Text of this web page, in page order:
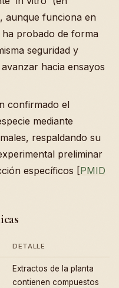
aunque funciona en
probado de forma
seguridad y
hacia ensayos
confirmado el
mediante
respaldando su
preliminar
específicos [PMID
DETALLE
Extractos de la planta
contienen compuestos